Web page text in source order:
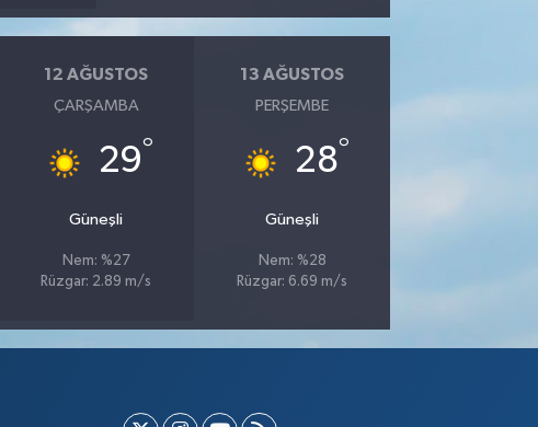
12 AĞUSTOS
ÇARŞAMBA
29°
Güneşli
Nem: %27
Rüzgar: 2.89 m/s
13 AĞUSTOS
PERŞEMBE
28°
Güneşli
Nem: %28
Rüzgar: 6.69 m/s